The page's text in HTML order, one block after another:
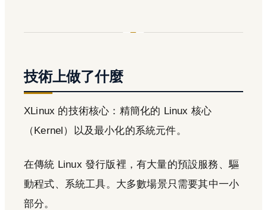
技術上做了什麼
XLinux 的技術核心：精簡化的 Linux 核心
（Kernel）以及最小化的系統元件。
在傳統 Linux 發行版裡，有大量的預設服務、驅
動程式、系統工具。大多數場景只需要其中一小
部分。